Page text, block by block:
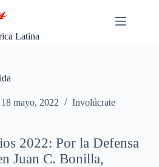
Latina
18 mayo, 2022 Involúcrate
2022: Por la Defensa
Juan C. Bonilla,